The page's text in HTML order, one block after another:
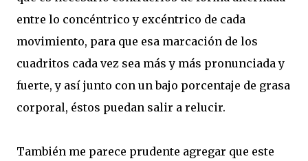
entre lo concéntrico y excéntrico de cada
movimiento, para que esa marcación de los
cuadritos cada vez sea más y más pronunciada y
fuerte, y así junto con un bajo porcentaje de grasa
corporal, éstos puedan salir a relucir.
También me parece prudente agregar que este